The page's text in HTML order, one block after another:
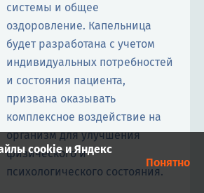
системы и общее
оздоровление. Капельница
будет разработана с учетом
индивидуальных потребностей
и состояния пациента,
призвана оказывать
комплексное воздействие на
организм для улучшения
физического и
психологического состояния.
cookie и Яндекс
Понятно